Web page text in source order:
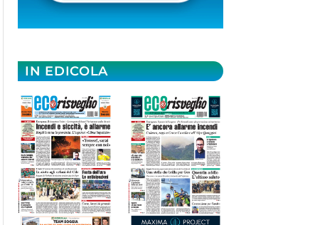
IN EDICOLA